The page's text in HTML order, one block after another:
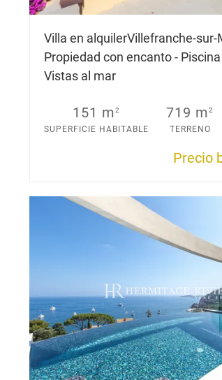
Villa en alquilerVillefranche-sur-
Propiedad con encanto - Piscina
Vistas al mar
151 m2
SUPERFICIE HABITABLE
719 m2
TERRENO
Precio